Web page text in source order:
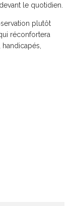
le quotidien.
plutôt
réconfortera